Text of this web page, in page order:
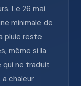
Le 26 mai
minimale de
pluie reste
même si la
ne traduit
chaleur